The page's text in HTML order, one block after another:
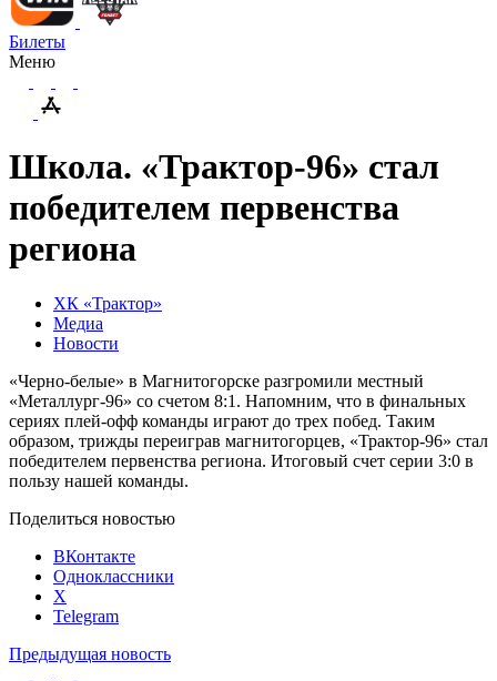
Билеты
Меню
Школа. «Трактор-96» стал
победителем первенства
региона
ХК «Трактор»
Медиа
Новости
«Черно-белые» в Магнитогорске разгромили местный
«Металлург-96» со счетом 8:1. Напомним, что в финальных
сериях плей-офф команды играют до трех побед. Таким
образом, трижды переиграв магнитогорцев, «Трактор-96» стал
победителем первенства региона. Итоговый счет серии 3:0 в
пользу нашей команды.
Поделиться новостью
ВКонтакте
Одноклассники
X
Telegram
Предыдущая новость